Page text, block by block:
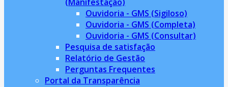
Ouvidoria - GMS (Sigiloso)
Ouvidoria - GMS (Completa)
Ouvidoria - GMS (Consultar)
Pesquisa de satisfação
Relatório de Gestão
Perguntas Frequentes
Portal da Transparência